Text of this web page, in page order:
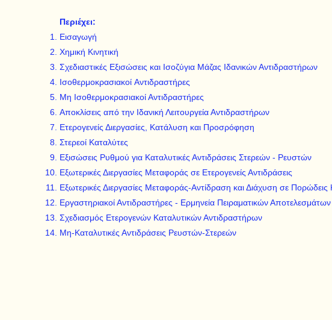
Περιέχει:
Εισαγωγή
Χημική Κινητική
Σχεδιαστικές Εξισώσεις και Ισοζύγια Μάζας Ιδανικών Αντιδραστήρων
Ισοθερμοκρασιακοί Αντιδραστήρες
Μη Ισοθερμοκρασιακοί Αντιδραστήρες
Αποκλίσεις από την Ιδανική Λειτουργεία Αντιδραστήρων
Ετερογενείς Διεργασίες, Κατάλυση και Προσρόφηση
Στερεοί Καταλύτες
Εξισώσεις Ρυθμού για Καταλυτικές Αντιδράσεις Στερεών - Ρευστών
Eξωτερικές Διεργασίες Μεταφοράς σε Ετερογενείς Αντιδράσεις
Eξωτερικές Διεργασίες Μεταφοράς-Αντίδραση και Διάχυση σε Πορώδεις
Εργαστηριακοί Αντιδραστήρες - Ερμηνεία Πειραματικών Αποτελεσμάτων
Σχεδιασμός Ετερογενών Καταλυτικών Αντιδραστήρων
Μη-Καταλυτικές Αντιδράσεις Ρευστών-Στερεών